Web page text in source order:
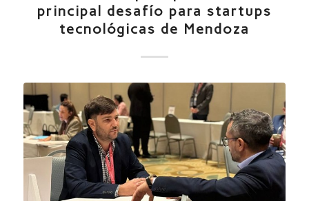
principal desafío para startups
tecnológicas de Mendoza